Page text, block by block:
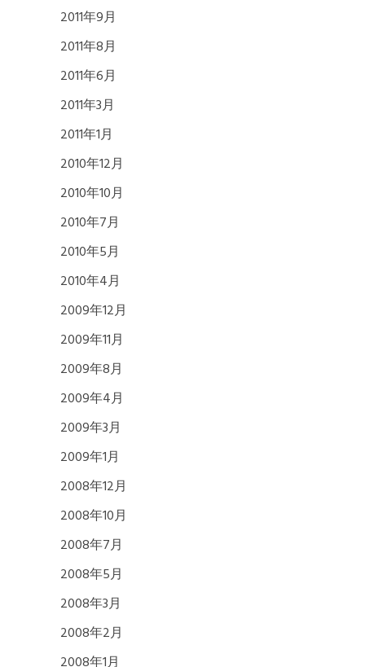
2011年9月
2011年8月
2011年6月
2011年3月
2011年1月
2010年12月
2010年10月
2010年7月
2010年5月
2010年4月
2009年12月
2009年11月
2009年8月
2009年4月
2009年3月
2009年1月
2008年12月
2008年10月
2008年7月
2008年5月
2008年3月
2008年2月